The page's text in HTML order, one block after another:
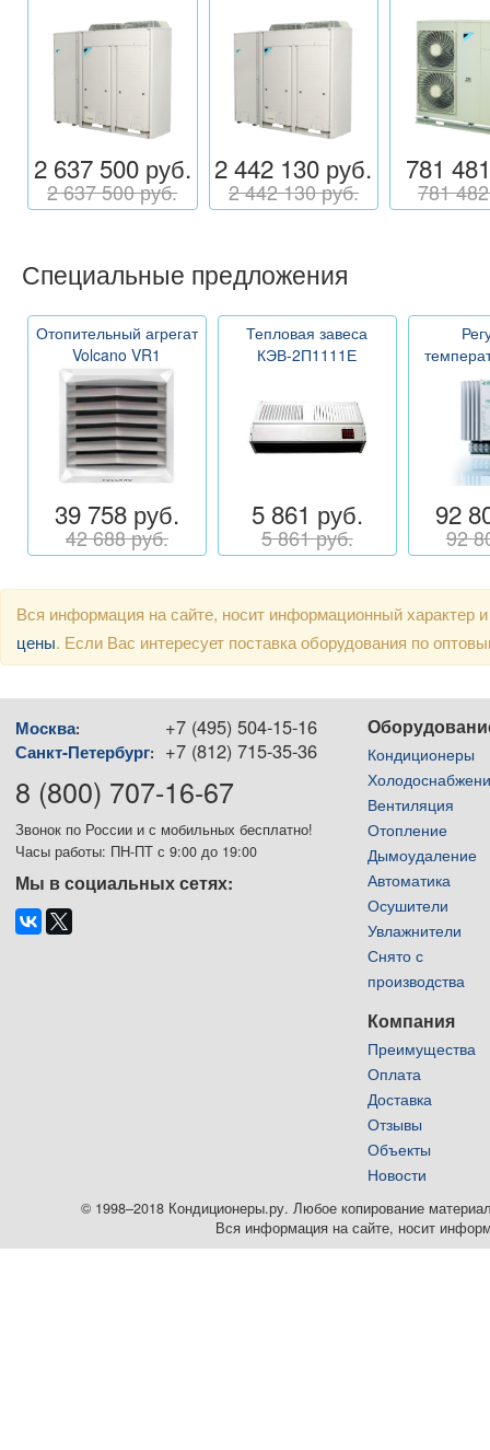
2 637 500 руб.
2 637 500 руб.
2 442 130 руб.
2 442 130 руб.
781
781
Специальные предложения
Отопительный агрегат
Volcano VR1
39 758 руб.
42 688 руб.
Тепловая завеса
КЭВ-2П1111Е
5 861 руб.
5 861 руб.
92
92
Вся информация на сайте, носит информационный
цены. Если Вас интересует поставка оборудования по
Москва: +7 (495) 504-15-16
Санкт-Петербург: +7 (812) 715-35-36
8 (800) 707-16-67
Звонок по России и с мобильных бесплатно!
Часы работы: ПН-ПТ с 9:00 до 19:00
Мы в социальных сетях:
Кондиционеры
Вентиляция
Отопление
Дымоудаление
Автоматика
Осушители
Увлажнители
Снято с
производства
Компания
Преимущества
Оплата
Доставка
Отзывы
Объекты
Новости
© 1998–2018 Кондиционеры.ру. Любое копирование
Вся информация на сайте, носит